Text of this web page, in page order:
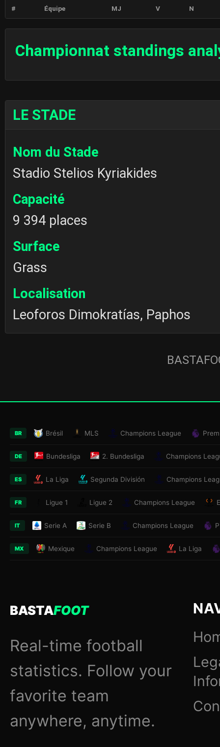
# Équipe MJ V N
Championnat standings
LE STADE
Nom du Stade
Stadio Stelios Kyriakides
Capacité
9 394 places
Surface
Grass
Localisation
Leoforos Dimokratías, Paphos
BR Brésil MLS Champions League
DE Bundesliga 2. Bundesliga Champions
ES La Liga Segunda División Champions
FR Ligue 1 Ligue 2 Champions League
IT Serie A Serie B Champions League
MX Mexique Champions League La Liga
BASTAFOOT
Real-time football
statistics. Follow your
favorite team
anywhere, anytime.